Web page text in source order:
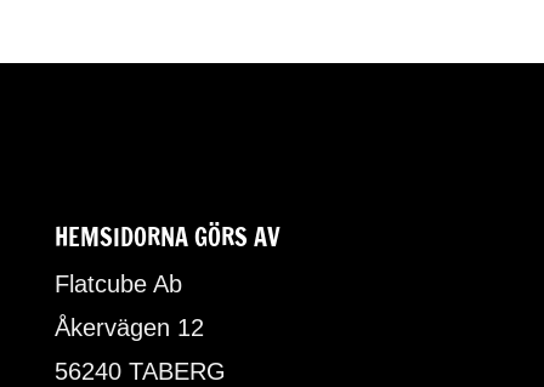
HEMSIDORNA GÖRS AV
Flatcube Ab
Åkervägen 12
56240 TABERG